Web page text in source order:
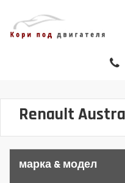
Renault
марка & модел